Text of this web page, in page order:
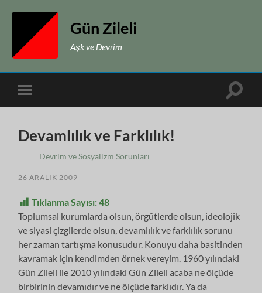
Gün Zileli
Aşk ve Devrim
Toggle
mobile
Toggle
Devamlılık ve Farklılık!
Devrim ve Sosyalizm Sorunları
26 ARALIK 2009
Tıklanma Sayısı:48
Toplumsal kurumlarda olsun, örgütlerde olsun, ideolojik
ve siyasi çizgilerde olsun, devamlılık ve farklılık sorunu
her zaman tartışma konusudur. Konuyu daha basitinden
kavramak için kendimden örnek vereyim. 1960 yılındaki
Gün Zileli ile 2010 yılındaki Gün Zileli acaba ne ölçüde
birbirinin devamıdır ve ne ölçüde farklıdır. Ya da